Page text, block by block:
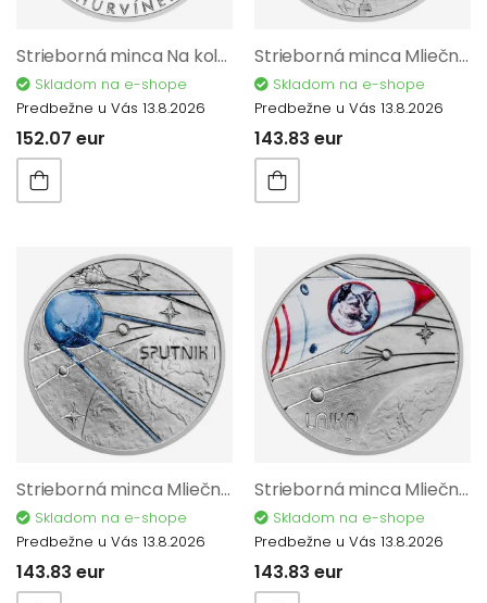
Strieborná minca Na kolesách - Motorové vozidlo Z 6 - Hurvínek proof 2024 12206
Skladom na e-shope
Predbežne u Vás 13.8.2026
152.07 eur
Strieborná minca Mliečna dráha - Prvá žena vo vesmíre proof 12210
Skladom na e-shope
Predbežne u Vás 13.8.2026
143.83 eur
Strieborná minca Mliečna dráha - Prvá umelá družica proof 12195
Skladom na e-shope
Predbežne u Vás 13.8.2026
143.83 eur
Strieborná minca Mliečna dráha - Prvý tvor na obežnej dráhe proof 12196
Skladom na e-shope
Predbežne u Vás 13.8.2026
143.83 eur